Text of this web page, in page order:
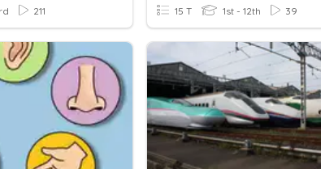
211 15 T 1st - 12th 39